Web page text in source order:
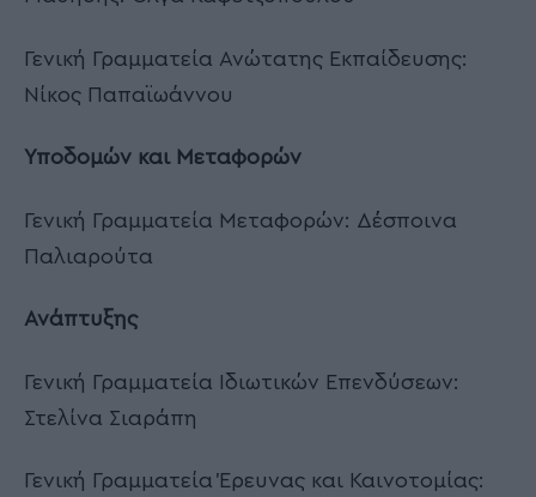
Γενική Γραμματεία Ανώτατης Εκπαίδευσης:
Νίκος Παπαϊωάννου
Υποδομών και Μεταφορών
Γενική Γραμματεία Μεταφορών: Δέσποινα
Παλιαρούτα
Ανάπτυξης
Γενική Γραμματεία Ιδιωτικών Επενδύσεων:
Στελίνα Σιαράπη
Γενική Γραμματεία Έρευνας και Καινοτομίας: